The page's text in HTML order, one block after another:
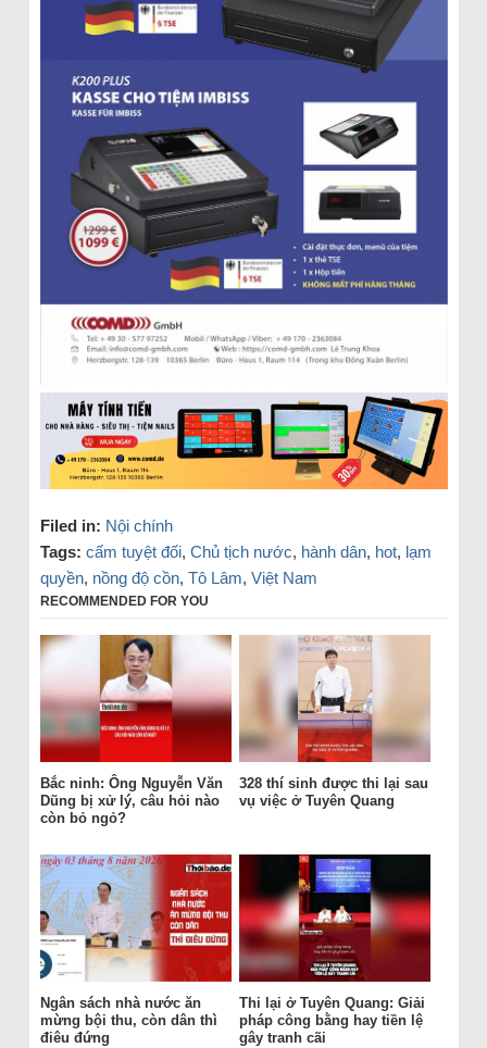
Filed in: Nội chính
Tags: cấm tuyệt đối, Chủ tịch nước, hành dân, hot, lạm
quyền, nồng độ cồn, Tô Lâm, Việt Nam
RECOMMENDED FOR YOU
Bắc ninh: Ông Nguyễn Văn
Dũng bị xử lý, câu hỏi nào
còn bỏ ngỏ?
328 thí sinh được thi lại sau
vụ việc ở Tuyên Quang
Ngân sách nhà nước ăn
mừng bội thu, còn dân thì
điêu đứng
Thi lại ở Tuyên Quang: Giải
pháp công bằng hay tiền lệ
gây tranh cãi